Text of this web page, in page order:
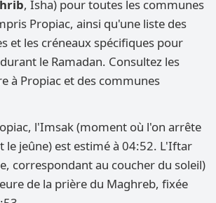
, Isha) pour toutes les communes
Propiac, ainsi qu'une liste des
et les créneaux spécifiques pour
le Ramadan. Consultez les
à Propiac et des communes
l'Imsak (moment où l'on arrête
le jeûne) est estimé à 04:52. L'Iftar
correspondant au coucher du soleil)
de la prière du Maghreb, fixée